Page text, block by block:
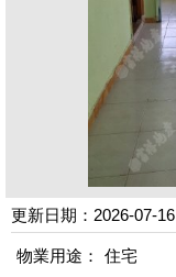
更新日期：2026-07-16
物業用途：
住宅